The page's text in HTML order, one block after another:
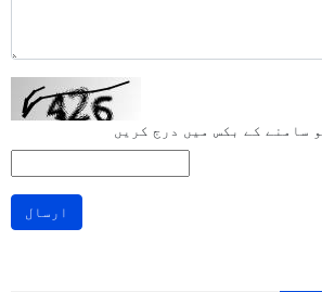
سامنے کے بکس میں درج کریں
ارسال